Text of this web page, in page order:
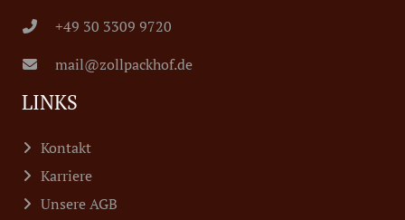
+49 30 3309 9720
mail@zollpackhof.de
LINKS
Kontakt
Karriere
Unsere AGB